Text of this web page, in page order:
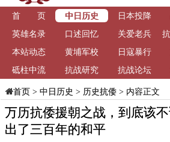
首 页 中日历史 日本投降
英雄名录
口述回忆 关爱老兵
本站动态
黄埔军校 日寇暴行
砥柱中流
抗战研究 抗战论坛
首页> 中日历史 > 历史抗倭> 内容正文
万历抗倭援朝之战，到底该
出了三百年的和平